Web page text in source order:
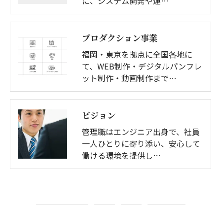
プロダクション事業
福岡・東京を拠点に全国各地に
て、WEB制作・デジタルパンフレ
ット制作・動画制作まで…
ビジョン
管理職はエンジニア出身で、社員
一人ひとりに寄り添い、安心して
働ける環境を提供し…